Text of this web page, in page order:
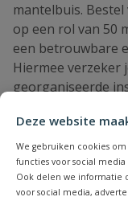
Deze website
We gebruiken cookies
functies voor social
Ook delen we informatie
voor social media,
mantelbuis.
op een rol van 50
een betrouwbare
Hiermee verzeker
georganiseerde
Na afronding van
snel in huis
eigen voorraad.
PVC24: Grootste